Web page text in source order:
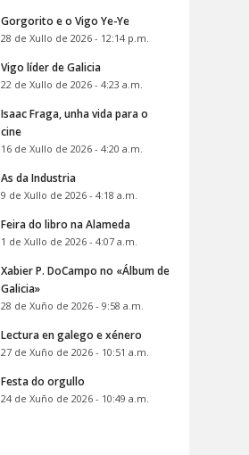
Gorgorito e o Vigo Ye-Ye
28 de Xullo de 2026 - 12:14 p.m.
Vigo líder de Galicia
22 de Xullo de 2026 - 4:23 a.m.
Isaac Fraga, unha vida para o
cine
16 de Xullo de 2026 - 4:20 a.m.
As da Industria
9 de Xullo de 2026 - 4:18 a.m.
Feira do libro na Alameda
1 de Xullo de 2026 - 4:07 a.m.
Xabier P. DoCampo no «Álbum de
Galicia»
28 de Xuño de 2026 - 9:58 a.m.
Lectura en galego e xénero
27 de Xuño de 2026 - 10:51 a.m.
Festa do orgullo
24 de Xuño de 2026 - 10:49 a.m.